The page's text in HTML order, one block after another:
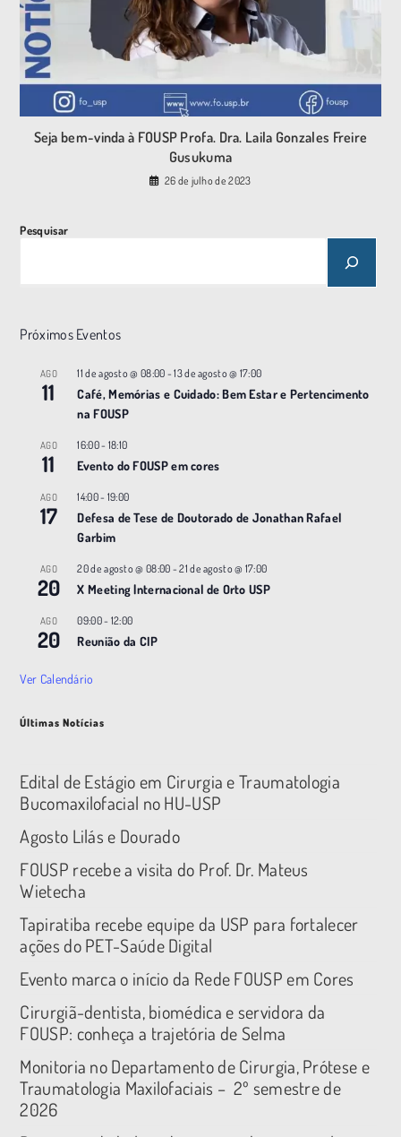
Seja bem-vinda à FOUSP Profa. Dra. Laila Gonzales Freire
Gusukuma
26 de julho de 2023
Pesquisar
Próximos Eventos
AGO
11
11 de agosto @ 08:00 -13 de agosto @ 17:00
Café, Memórias e Cuidado: Bem Estar e Pertencimento
na FOUSP
AGO
11
16:00- 18:10
Evento do FOUSP em cores
AGO
17
14:00- 19:00
Defesa de Tese de Doutorado de Jonathan Rafael
Garbim
AGO
20
20 de agosto @ 08:00 -21 de agosto @ 17:00
X Meeting |nternacional de Orto USP
AGO
20
09:00- 12:00
Reunião da CIP
Ver Calendário
Últimas Notícias
Edital de Estágio em Cirurgia e Traumatologia
Bucomaxilofacial no HU-USP
Agosto Lilás e Dourado
FOUSP recebe a visita do Prof. Dr. Mateus
Wietecha
Tapiratiba recebe equipe da USP para fortalecer
ações do PET-Saúde Digital
Evento marca o início da Rede FOUSP em Cores
Cirurgiã-dentista, biomédica e servidora da
FOUSP: conheça a trajetória de Selma
Monitoria no Departamento de Cirurgia, Prótese e
Traumatologia Maxilofaciais – 2º semestre de
2026